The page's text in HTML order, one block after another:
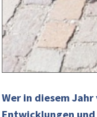
Wer in diesem